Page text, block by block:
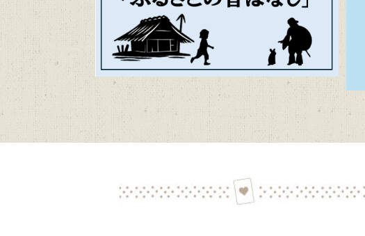
2026/06/04 トピックス かごしま近代文学館
2026/06/01 トピックス 第48回「子どもたち